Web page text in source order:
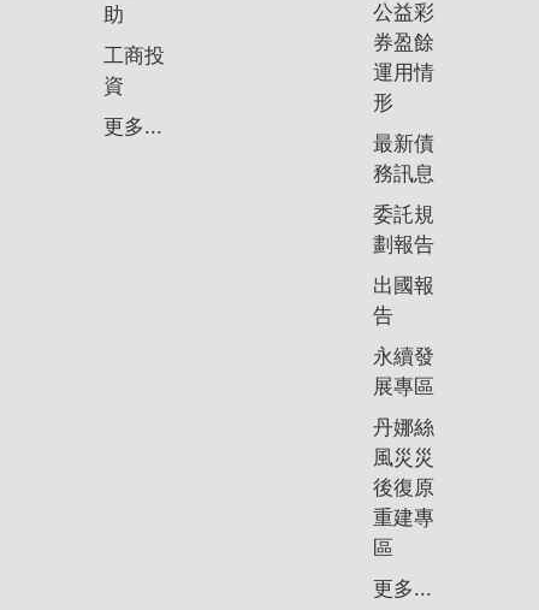
助
工商投
資
更多...
公益彩
券盈餘
運用情
形
最新債
務訊息
委託規
劃報告
出國報
告
永續發
展專區
丹娜絲
風災災
後復原
重建專
區
更多...